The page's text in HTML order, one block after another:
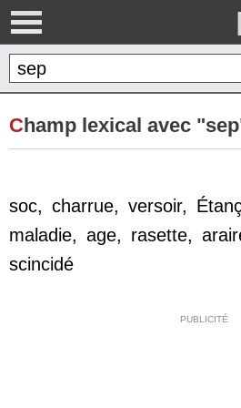
Champ lexical avec
soc, charrue, versoir,
maladie, age, rasette,
scincidé
PUBLICITÉ